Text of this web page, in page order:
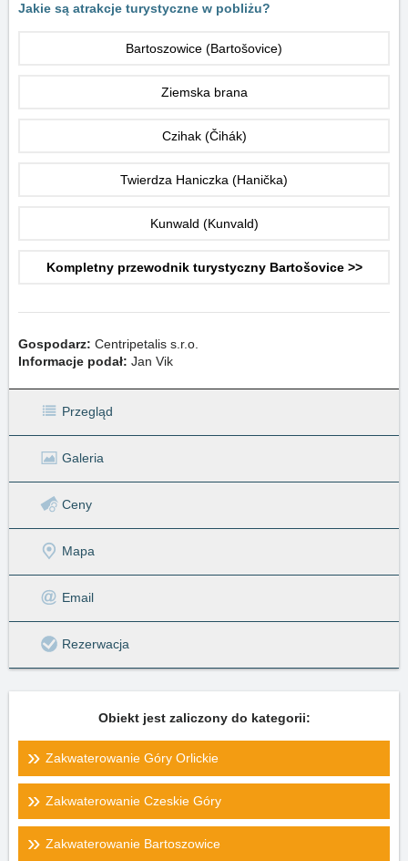
Jakie są atrakcje turystyczne w pobliżu?
Bartoszowice (Bartošovice)
Ziemska brana
Czihak (Čihák)
Twierdza Haniczka (Hanička)
Kunwald (Kunvald)
Kompletny przewodnik turystyczny Bartošovice >>
Gospodarz: Centripetalis s.r.o.
Informacje podał: Jan Vik
Przegląd
Galeria
Ceny
Mapa
Email
Rezerwacja
Obiekt jest zaliczony do kategorii:
Zakwaterowanie Góry Orlickie
Zakwaterowanie Czeskie Góry
Zakwaterowanie Bartoszowice